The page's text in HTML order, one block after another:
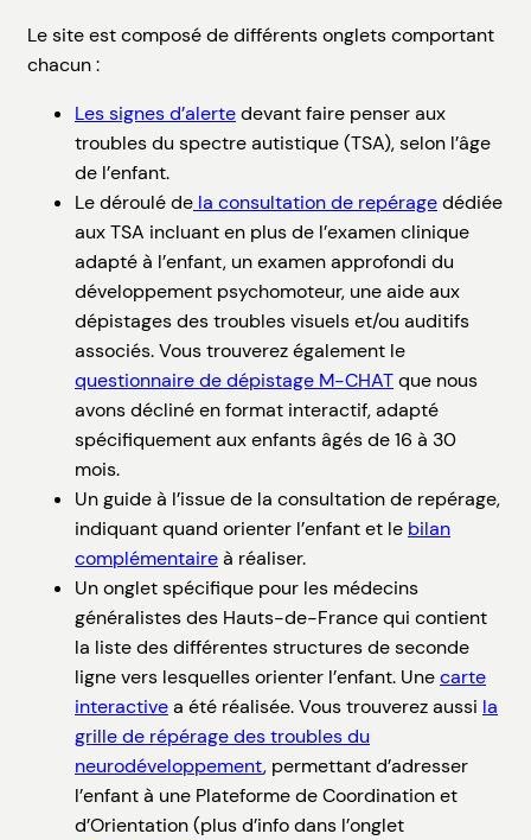
Le site est composé de différents onglets comportant
chacun :
Les signes d’alertedevant faire penser aux
troubles du spectre autistique (TSA), selon l’âge
de l’enfant.
Le déroulé de la consultation de repéragedédiée
aux TSA incluant en plus de l’examen clinique
adapté à l’enfant, un examen approfondi du
développement psychomoteur, une aide aux
dépistages des troubles visuels et/ou auditifs
associés. Vous trouverez également le
questionnaire de dépistage M-CHATque nous
avons décliné en format interactif, adapté
spécifiquement aux enfants âgés de 16 à 30
mois.
Un guide à l’issue de la consultation de repérage,
indiquant quand orienter l’enfant et le bilan
complémentaireà réaliser.
Un onglet spécifique pour les médecins
généralistes des Hauts-de-France qui contient
la liste des différentes structures de seconde
ligne vers lesquelles orienter l’enfant. Unecarte
interactivea été réalisée. Vous trouverez aussi la
grille de répérage des troubles du
neurodéveloppement, permettant d’adresser
l’enfant à une Plateforme de Coordination et
d’Orientation (plus d’info dans l’onglet